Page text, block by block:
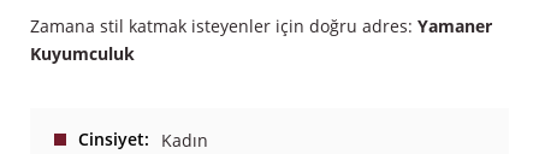
Zamana stil katmak isteyenler için doğru adres: Yamaner
Kuyumculuk
Cinsiyet Kadın